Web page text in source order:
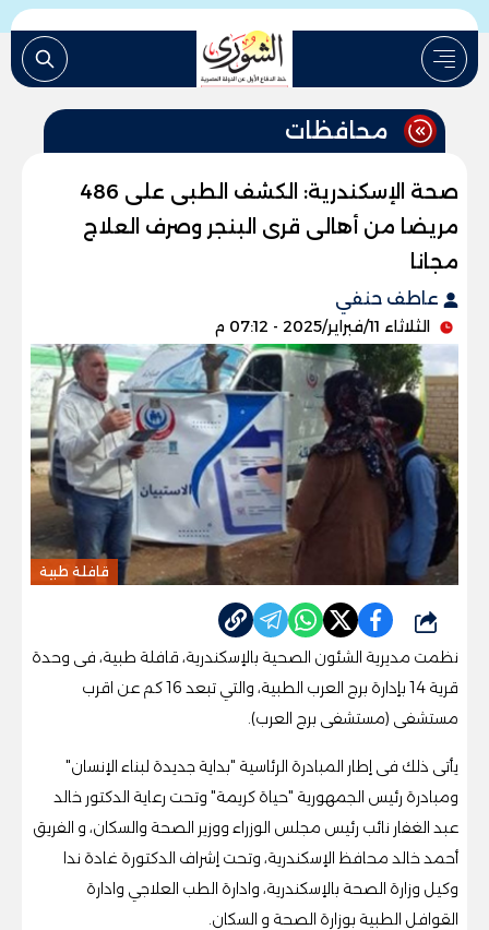
محافظات
صحة الإسكندرية: الكشف الطبى على 486
مريضا من أهالى قرى البنجر وصرف العلاج
مجانا
عاطف حنفي
الثلاثاء 11/فبراير/2025 - 07:12 م
قافلة طبية
شارك
نظمت مديرية الشئون الصحية بالإسكندرية، قافلة طبية، فى وحدة
قرية 14 بإدارة برج العرب الطبية، والتي تبعد 16 كم عن اقرب
مستشفى (مستشفى برج العرب).
يأتى ذلك فى إطار المبادرة الرئاسية "بداية جديدة لبناء الإنسان"
ومبادرة رئيس الجمهورية "حياة كريمة" وتحت رعاية الدكتور خالد
عبد الغفار نائب رئيس مجلس الوزراء ووزير الصحة والسكان، و الفريق
أحمد خالد محافظ الإسكندرية، وتحت إشراف الدكتورة غادة ندا
وكيل وزارة الصحة بالإسكندرية، وادارة الطب العلاجي وادارة
القوافل الطبية بوزارة الصحة و السكان.